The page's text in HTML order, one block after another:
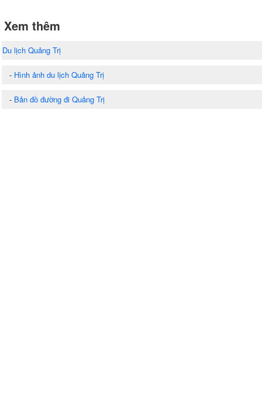
Xem thêm
Du lịch Quảng Trị
- Hình ảnh du lịch Quảng Trị
- Bản đồ đường đi Quảng Trị